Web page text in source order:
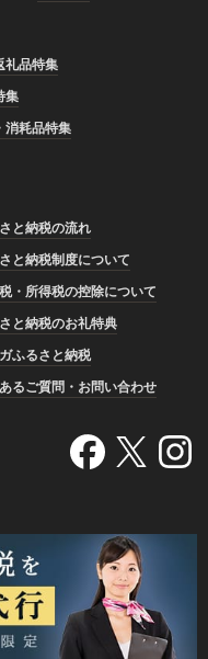
礼品特集
集
消耗品特集
と納税の流れ
と納税制度について
・所得税の控除について
と納税のお礼特典
ふるさと納税
るご質問・お問い合わせ